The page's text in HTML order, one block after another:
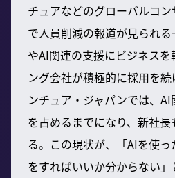
チュアなどのグローバルコ
で人員削減の報道が見られ
やAI関連の支援にビジネスを
ング会社が積極的に採用を
ンチュア・ジャパンでは、
を占めるまでになり、新社
る。この現状が、「AIを使
をすればいいか分からない